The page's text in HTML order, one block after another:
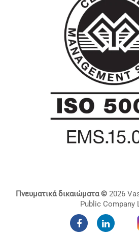
Πνευματικά δικαιώματα © 2026
Public Company